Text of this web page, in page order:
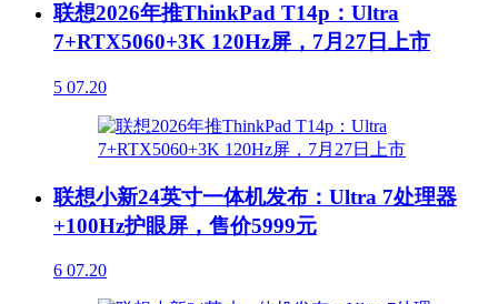
联想2026年推ThinkPad T14p：Ultra
7+RTX5060+3K 120Hz屏，7月27日上市
5 07.20
联想小新24英寸一体机发布：Ultra 7处理器
+100Hz护眼屏，售价5999元
6 07.20